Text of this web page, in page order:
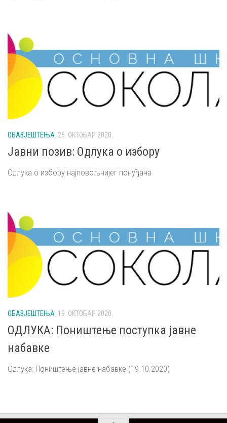
ОБАВЈЕШТЕЊА 26. ОКТОБАР 2020.
Јавни позив: Одлука о избору
Одлука о избору најповољнијег понуђача
ОБАВЈЕШТЕЊА 19. ОКТОБАР 2020.
ОДЛУКА: Поништење поступка јавне
набавке
Одлука: Поништење јавне набавке (19.10.2020)